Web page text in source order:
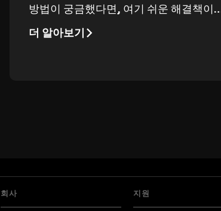
방법이 궁금했다면, 여기 쉬운 해결책이
더 알아보기
회사 지원